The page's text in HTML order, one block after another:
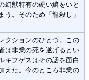
幻獣特有の硬い鱗をいと
う。そのため「龍殺し」
クションのひとつ。この
は非業の死を遂げるとい
キフゲスはその話を面白
えた。今のところ非業の